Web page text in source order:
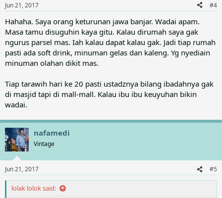
Jun 21, 2017 #4
Hahaha. Saya orang keturunan jawa banjar. Wadai apam.
Masa tamu disuguhin kaya gitu. Kalau dirumah saya gak
ngurus parsel mas. Iah kalau dapat kalau gak. Jadi tiap rumah
pasti ada soft drink, minuman gelas dan kaleng. Yg nyediain
minuman olahan dikit mas.
Tiap tarawih hari ke 20 pasti ustadznya bilang ibadahnya gak
di masjid tapi di mall-mall. Kalau ibu ibu keuyuhan bikin
wadai.
nafamedi
Vintage
Jun 21, 2017 #5
lolak lolok said: